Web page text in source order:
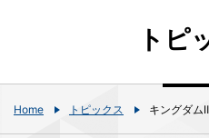
トピ
Home トピックス キングダ